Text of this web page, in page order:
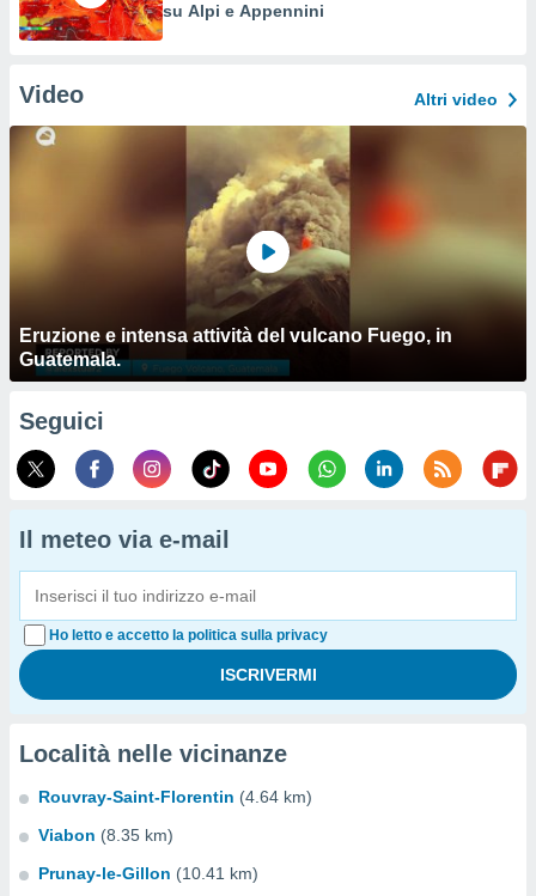
su Alpi e Appennini
Video Altri video
Eruzione e intensa attività del vulcano Fuego, in
Guatemala.
Seguici
Il meteo via e-mail
Ho letto e accetto la politica sulla privacy
Località nelle vicinanze
Rouvray-Saint-Florentin (4.64 km)
Viabon (8.35 km)
Prunay-le-Gillon (10.41 km)